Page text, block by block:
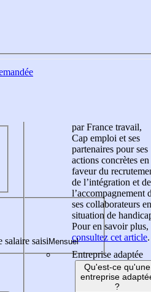
salaire saisi
par France travail,
Cap emploi et ses
partenaires pour ses
actions concrètes en
faveur du
de l’intégration et de
l’accompagnement
ses collaborateurs en
situation de
Pour en savoir plus,
consultez cet article.
Entreprise adaptée
Qu'est-ce qu'une
entreprise
?